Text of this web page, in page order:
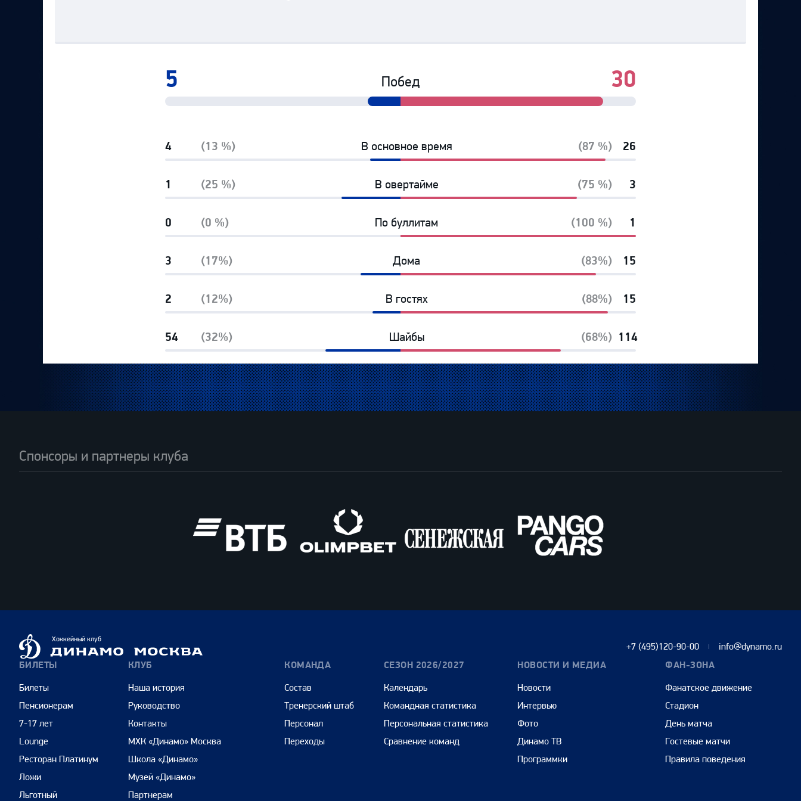
ЦСКА Салават Юлаев
5 Побед 30
14% 86%
4 (13 %) В основное время (87 %)
26
13%
87%
1
(25 %) В овертайме (75 %)
3
25%
75%
0
(0 %) По буллитам (100 %)
1
0%
100%
3
(17%) Дома (83%)
15
17%
83%
2
(12%) В гостях (88%)
15
12% 88%
54
(32%) Шайбы (68%) 114
32%
68%
Спонсоры и партнеры клуба
Динамо
Москва
Хоккейный клуб
+7 (495)120-90-00 info@dynamo.ru
БИЛЕТЫ
Билеты
Пенсионерам
7-17 лет
Lounge
Ресторан Платинум
Ложи
Льготный
КЛУБ
Наша история
Руководство
Контакты
МХК «Динамо» Москва
Школа «Динамо»
Музей «Динамо»
Партнерам
КОМАНДА
Состав
Тренерский штаб
Персонал
Переходы
СЕЗОН 2026/2027
Календарь
Командная статистика
Персональная статистика
Сравнение команд
НОВОСТИ И МЕДИА
Новости
Интервью
Фото
Динамо ТВ
Программки
ФАН-ЗОНА
Фанатское движение
Стадион
День матча
Гостевые матчи
Правила поведения